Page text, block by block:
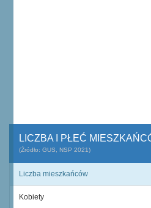
LICZBA I PŁEĆ
(Źródło: GUS, NSP 2021)
Liczba mieszkańców
Kobiety